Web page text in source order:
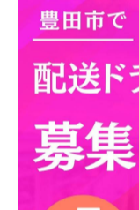
ます評価されるで
このような変化を
拡大を目指すこ
場の成長性を武
には、積極的な
軽貨物市場の変